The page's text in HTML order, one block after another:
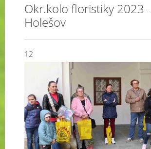
Okr.kolo floristiky 2023 -
Holešov
12